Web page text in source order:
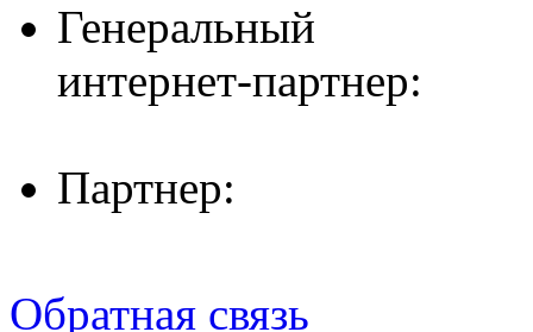
Генеральный
интернет-партнер:
Партнер:
Обратная связь